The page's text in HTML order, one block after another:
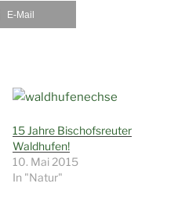
E-Mail
15 Jahre Bischofsreuter
Waldhufen!
10. Mai 2015
In "Natur"